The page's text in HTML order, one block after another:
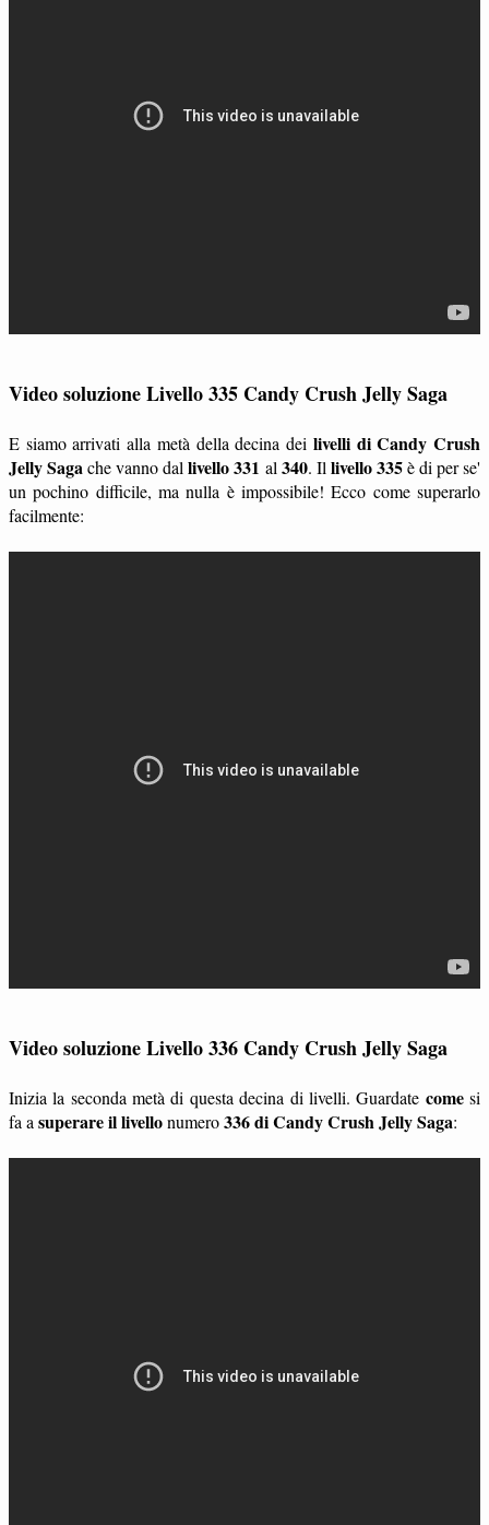
Video soluzione Livello 335 Candy Crush Jelly Saga
E siamo arrivati alla metà della decina dei livelli di Candy Crush
Jelly Sagache vanno dallivello 331 al 340. Il livello 335è di per se'
un pochino difficile, ma nulla è impossibile! Ecco come superarlo
facilmente:
Video soluzione Livello 336 Candy Crush Jelly Saga
Inizia la seconda metà di questa decina di livelli. Guardate comesi
fa a superare il livellonumero336 di Candy Crush Jelly Saga: